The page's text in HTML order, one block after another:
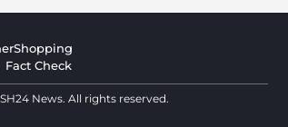
Shopping
Fact Check
News. All rights reserved.